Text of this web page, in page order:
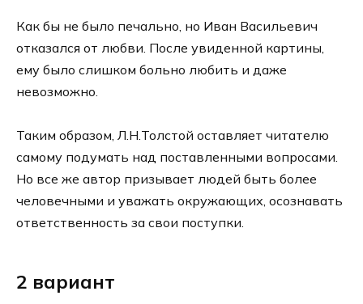
Как бы не было печально, но Иван Васильевич
отказался от любви. После увиденной картины,
ему было слишком больно любить и даже
невозможно.
Таким образом, Л.Н.Толстой оставляет читателю
самому подумать над поставленными вопросами.
Но все же автор призывает людей быть более
человечными и уважать окружающих, осознавать
ответственность за свои поступки.
2 вариант